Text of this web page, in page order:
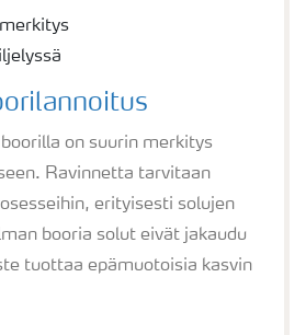
on suurin merkitys
Ravinnetta tarvitaan
erityisesti solujen
booria solut eivät jakaudu
tuottaa epämuotoisia kasvin